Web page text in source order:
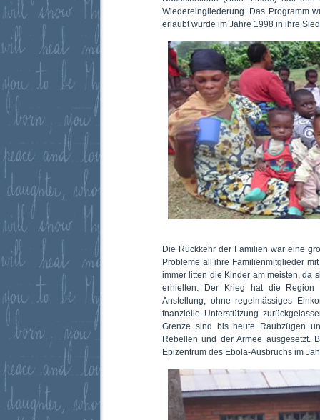
Wiedereingliederung. Das Programm
erlaubt wurde im Jahre 1998 in ihre
Die Rückkehr der Familien war eine
Probleme all ihre Familienmitglieder
immer litten die Kinder am meisten, da
erhielten. Der Krieg hat die Region
Anstellung, ohne regelmässiges
fnanzielle Unterstützung
Grenze sind bis heute Raubzügen
Rebellen und der Armee ausgesetzt.
Epizentrum des Ebola-Ausbruchs im